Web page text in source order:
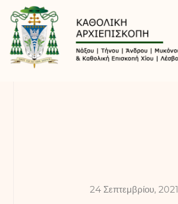
24 Σεπτεμβρίου, 2021